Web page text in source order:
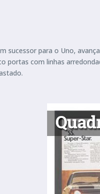
sucessor para o Uno,
portas com linhas